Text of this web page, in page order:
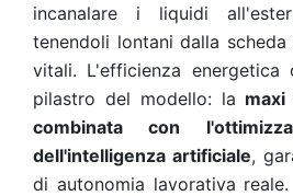
incanalare i liquidi
tenendoli lontani dalla
vitali. L'efficienza energetica
pilastro del modello: la
combinata con
dell'intelligenza artificiale,
di autonomia lavorativa